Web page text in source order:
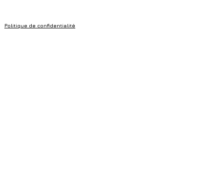
Politique de confidentialité